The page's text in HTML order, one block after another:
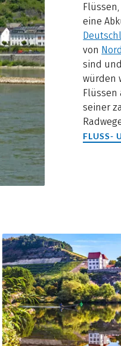
eine
von
sind
würden
Flüssen
seiner
FLUSS-